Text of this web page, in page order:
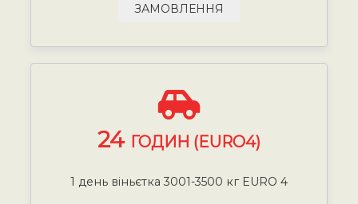
ЗАМОВЛЕННЯ
24 ГОДИН (EURO4)
1 день віньєтка 3001-3500 кг EURO 4